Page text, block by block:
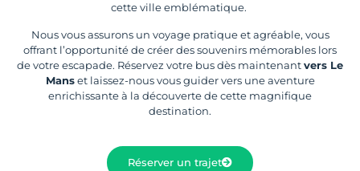
cette ville emblématique.
Nous vous assurons un voyage pratique et agréable, vous
offrant l’opportunité de créer des souvenirs mémorables lors
de votre escapade. Réservez votre bus dès maintenantvers Le
Manset laissez-nous vous guider vers une aventure
enrichissante à la découverte de cette magnifique
destination.
Réserver un trajet